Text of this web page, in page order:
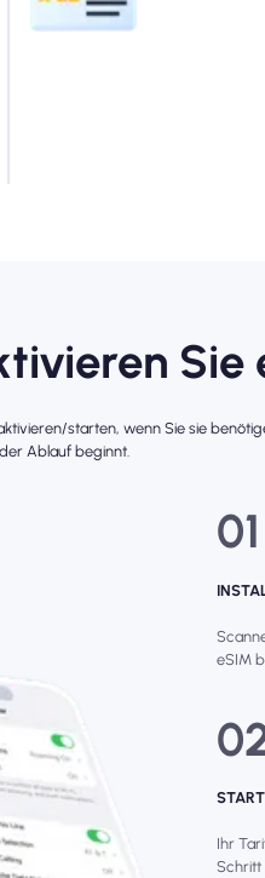
erfordern eine manuelle
Ihre Installations -E -
Sie
starten, wenn Sie sie
Ablauf beginnt.
01
eSIM
Ihr
Schritt